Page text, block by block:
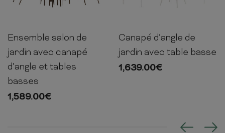
Ensemble salon de
jardin avec canapé
d’angle et tables
basses
1,589.00€
Canapé d’angle de
jardin avec table basse
1,639.00€